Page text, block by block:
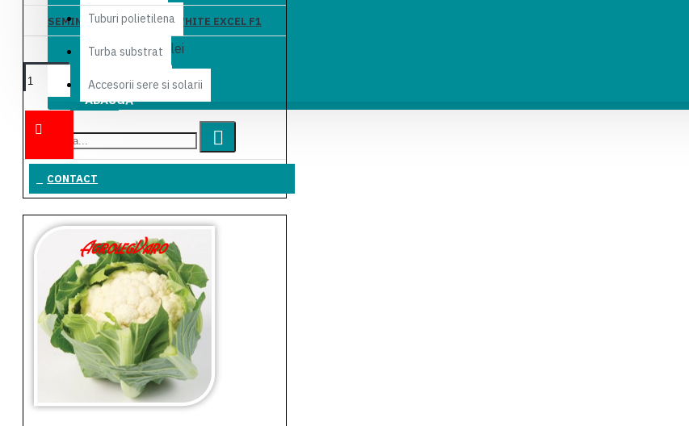
Tuburi polietilena
Turba substrat
Accesorii sere si solarii
SEMINTE DE CONOPIDA WHITE EXCEL F1
115,50 lei
ADAUGĂ
CONTACT